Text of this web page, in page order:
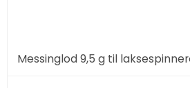
Messinglod 9,5 g til